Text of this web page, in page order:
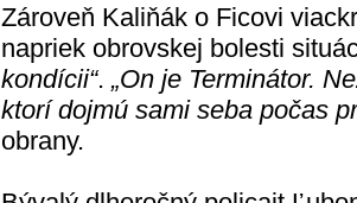
Zároveň Kaliňák o Ficovi
napriek obrovskej bolesti
kondícii“. „On je Terminátor.
ktorí dojmú sami seba počas
obrany.